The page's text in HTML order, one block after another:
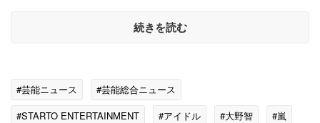
続きを読む
#芸能ニュース
#芸能総合ニュース
#STARTO ENTERTAINMENT
#アイドル #大野智
#嵐